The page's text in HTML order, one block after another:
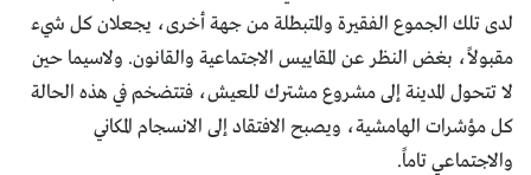
لدى تلك الجموع الفقيرة والمتبطلة من جهة أخرى، يجعلان كل شيء
مقبولاً، بغض النظر عن المقاييس الاجتماعية والقانون. ولاسيما حين
لا تتحول المدينة إلى مشروع مشترك للعيش، فتتضخم في هذه الحالة
كل مؤشرات الهامشية، ويصبح الافتقاد إلى الانسجام المكاني
والاجتماعي تاماً.